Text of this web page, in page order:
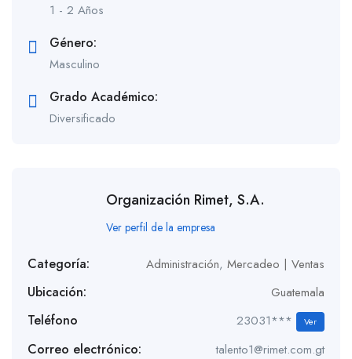
1 - 2 Años
Género:
Masculino
Grado Académico:
Diversificado
Organización Rimet, S.A.
Ver perfil de la empresa
Categoría: Administración, Mercadeo | Ventas
Ubicación: Guatemala
Teléfono 23031*** Ver
Correo electrónico: talento1@rimet.com.gt